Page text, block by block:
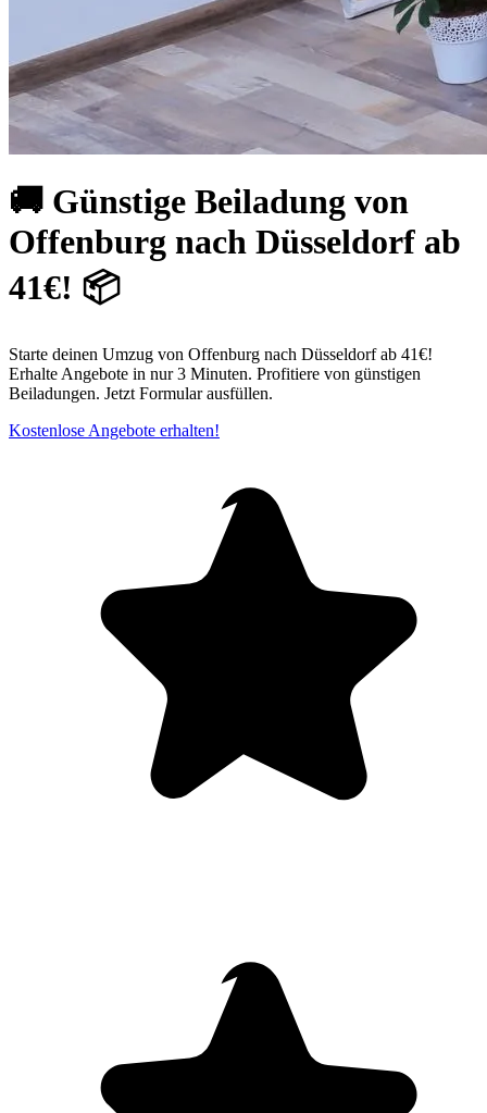
🚚 Günstige Beiladung von
Offenburg nach Düsseldorf ab
41€! 📦
Starte deinen Umzug von Offenburg nach Düsseldorf ab 41€!
Erhalte Angebote in nur 3 Minuten. Profitiere von günstigen
Beiladungen. Jetzt Formular ausfüllen.
Kostenlose Angebote erhalten!